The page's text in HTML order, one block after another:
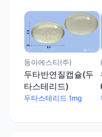
동아에스티(주)
두타반연질캡슐(두
타스테리드)
두타스테리드 1mg